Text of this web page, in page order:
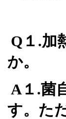
Q １ .加
か。
A１ .菌
す。た